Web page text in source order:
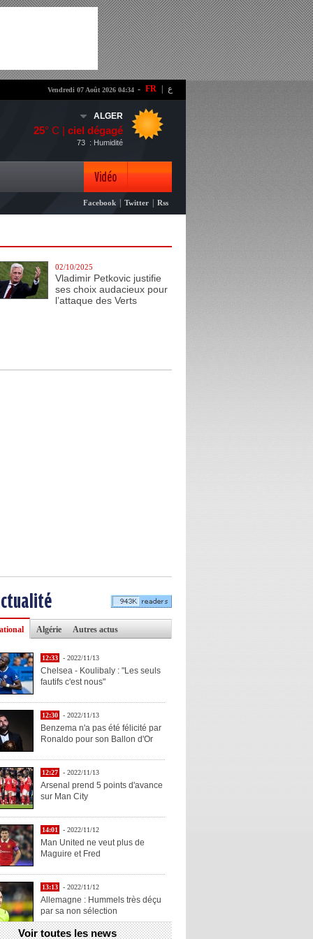
- FR ع Vendredi 07 Août 2026 04:34
ALGER
25° C | ciel dégagé
: Humidité
73
Vidéo
Photo
Facebook Twitter Rss
02/10/2025
Vladimir Petkovic justifie
ses choix audacieux pour
l’attaque des Verts
Algérie Autres actus
12:33 - 2022/11/13
Chelsea - Koulibaly : "Les seuls
fautifs c'est nous"
12:30 - 2022/11/13
Benzema n'a pas été félicité par
Ronaldo pour son Ballon d'Or
12:27 - 2022/11/13
Arsenal prend 5 points d'avance
sur Man City
14:01 - 2022/11/12
Man United ne veut plus de
Maguire et Fred
13:13 - 2022/11/12
Allemagne : Hummels très déçu
par sa non sélection
Voir toutes les news